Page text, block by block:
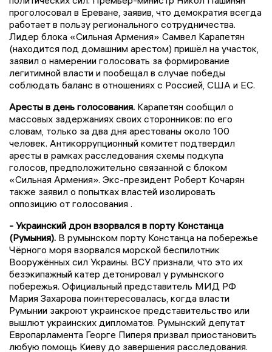
проголосовал в Ереване, заявив, что демократия всегда
работает в пользу регионального сотрудничества.
Лидер блока «Сильная Армения» Самвел Карапетян
(находится под домашним арестом) пришёл на участок,
заявил о намерении голосовать за формирование
легитимной власти и пообещал в случае победы
соблюдать баланс в отношениях с Россией, США и ЕС.
Аресты в день голосования. Карапетян сообщил о
массовых задержаниях своих сторонников: по его
словам, только за два дня арестованы около 100
человек. Антикоррупционный комитет подтвердил
аресты в рамках расследования схемы подкупа
голосов, предположительно связанной с блоком
«Сильная Армения». Экс-президент Роберт Кочарян
также заявил о попытках властей изолировать
оппозицию от голосования .
- Украинский дрон взорвался в порту Констанца
(Румыния). В румынском порту Констанца на побережье
Чёрного моря взорвался морской беспилотник
Вооружённых сил Украины. ВСУ признали, что это их
безэкипажный катер детонировал у румынского
побережья. Официальный представитель МИД РФ
Мария Захарова поинтересовалась, когда власти
Румынии закроют украинское представительство или
вышлют украинских дипломатов. Румынский депутат
Европарламента Георге Пиперя призвал приостановить
любую помощь Киеву до завершения расследования.